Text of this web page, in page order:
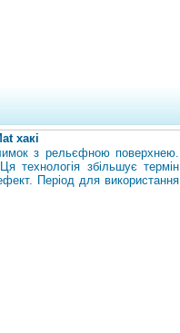
хакі
з рельєфною поверхнею.
технологія збільшує термін
Період для використання